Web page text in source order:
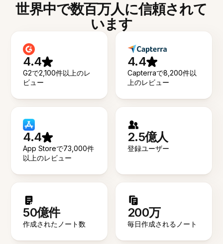
世界中で数百万人に信頼されて
います
4.4
G2で2,100件以上のレ
ビュー
4.4
Capterraで8,200件以
上のレビュー
4.4
App Storeで73,000件
以上のレビュー
2.5億人
登録ユーザー
50億件
作成されたノート数
200万
毎日作成されるノート